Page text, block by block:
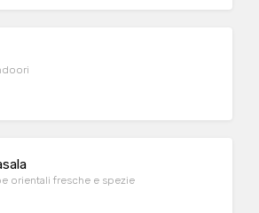
orientali fresche e spezie